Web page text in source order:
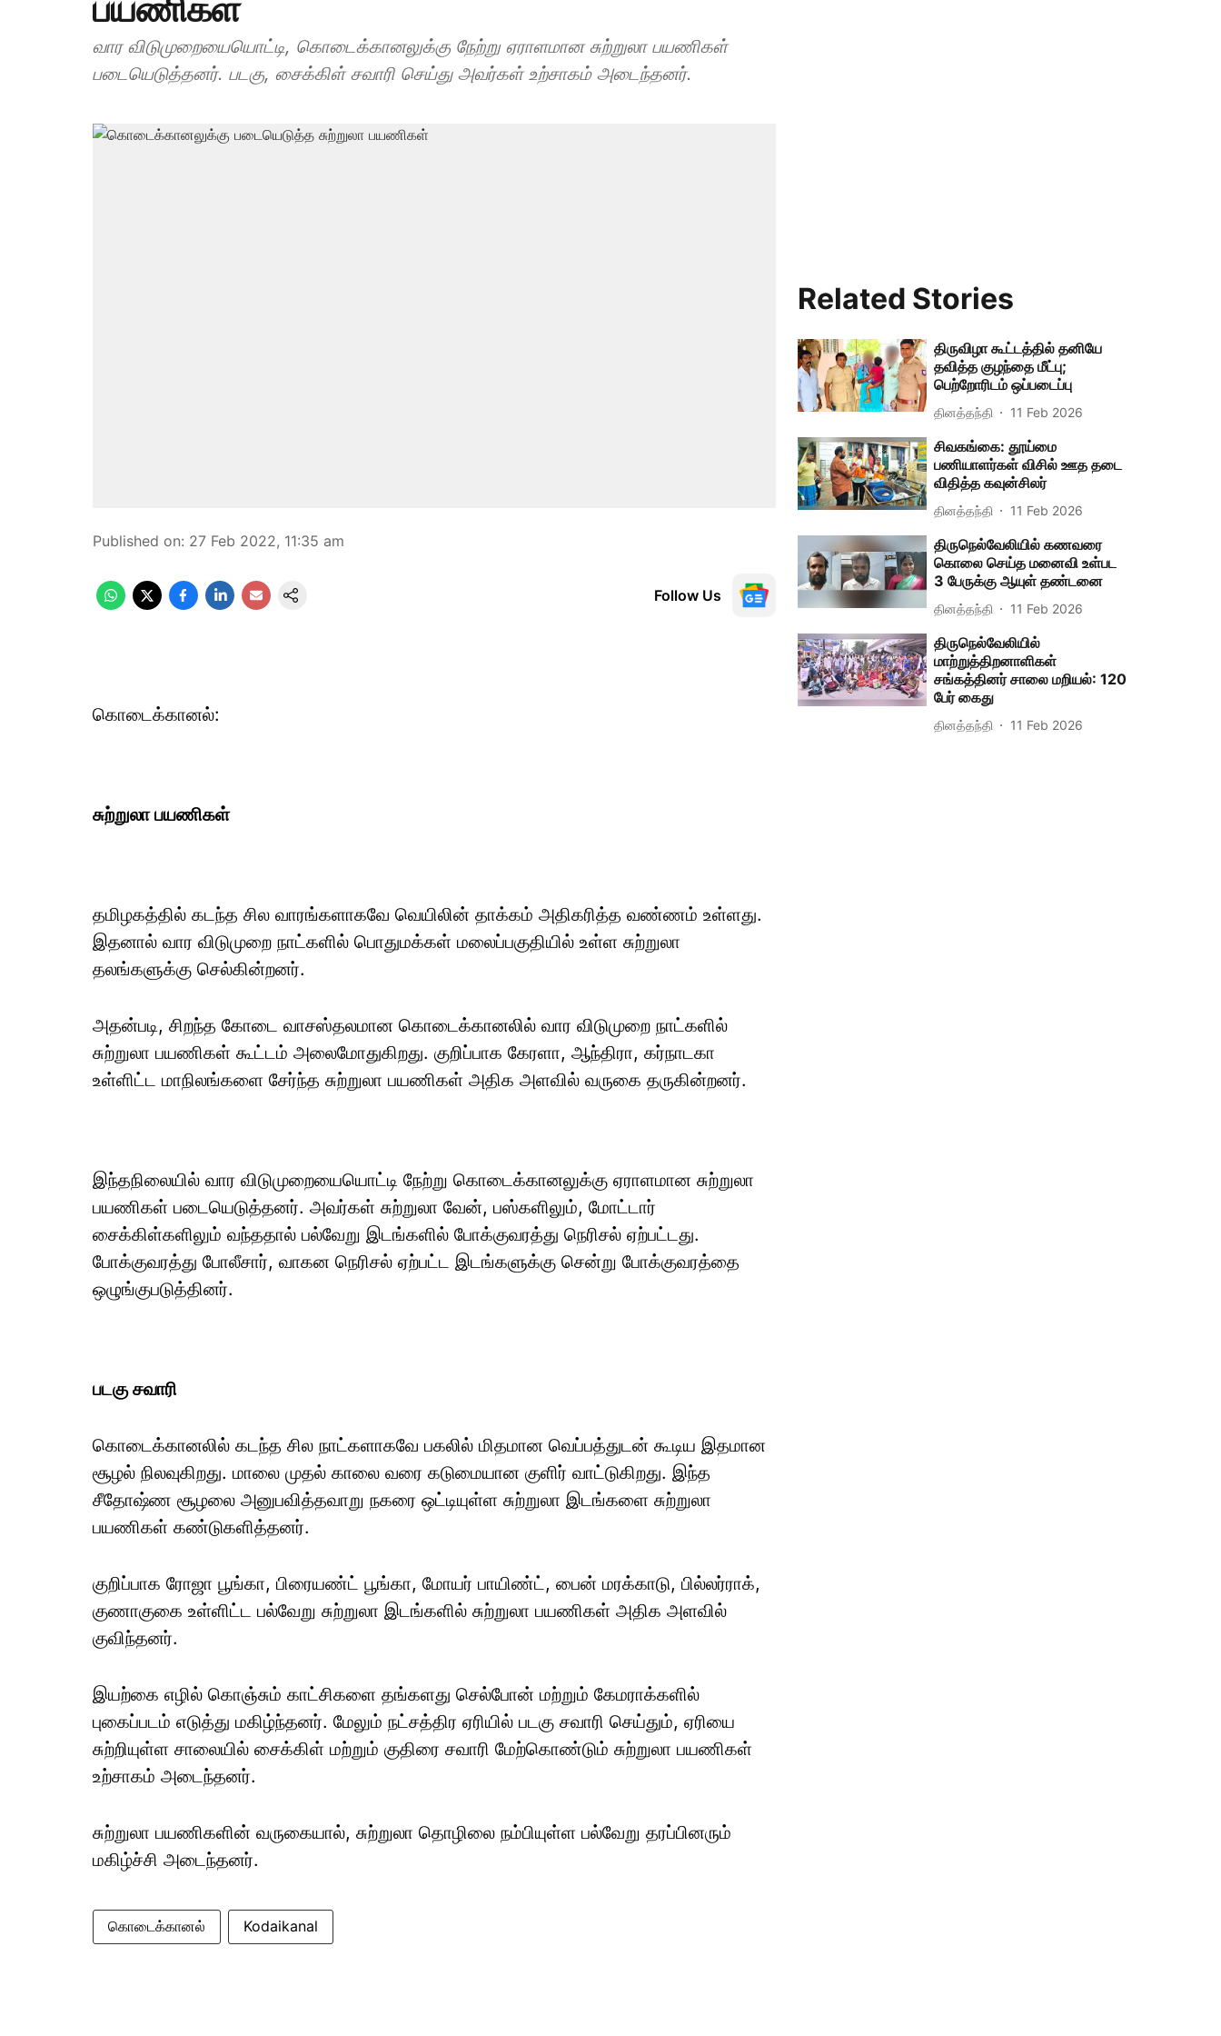
வார விடுமுறையையொட்டி, கொடைக்கானலுக்கு நேற்று ஏராளமான சுற்றுலா பயணிகள்
படையெடுத்தனர். படகு, சைக்கிள் சவாரி செய்து அவர்கள் உற்சாகம் அடைந்தனர்.
Published on: 27 Feb 2022, 11:35 am
Follow Us
கொடைக்கானல்:
சுற்றுலா பயணிகள்
தமிழகத்தில் கடந்த சில வாரங்களாகவே வெயிலின் தாக்கம் அதிகரித்த வண்ணம் உள்ளது.
இதனால் வார விடுமுறை நாட்களில் பொதுமக்கள் மலைப்பகுதியில் உள்ள சுற்றுலா
தலங்களுக்கு செல்கின்றனர்.
அதன்படி, சிறந்த கோடை வாசஸ்தலமான கொடைக்கானலில் வார விடுமுறை நாட்களில்
சுற்றுலா பயணிகள் கூட்டம் அலைமோதுகிறது. குறிப்பாக கேரளா, ஆந்திரா, கர்நாடகா
உள்ளிட்ட மாநிலங்களை சேர்ந்த சுற்றுலா பயணிகள் அதிக அளவில் வருகை தருகின்றனர்.
இந்தநிலையில் வார விடுமுறையையொட்டி நேற்று கொடைக்கானலுக்கு ஏராளமான சுற்றுலா
பயணிகள் படையெடுத்தனர். அவர்கள் சுற்றுலா வேன், பஸ்களிலும், மோட்டார்
சைக்கிள்களிலும் வந்ததால் பல்வேறு இடங்களில் போக்குவரத்து நெரிசல் ஏற்பட்டது.
போக்குவரத்து போலீசார், வாகன நெரிசல் ஏற்பட்ட இடங்களுக்கு சென்று போக்குவரத்தை
ஒழுங்குபடுத்தினர்.
படகு சவாரி
கொடைக்கானலில் கடந்த சில நாட்களாகவே பகலில் மிதமான வெப்பத்துடன் கூடிய இதமான
சூழல் நிலவுகிறது. மாலை முதல் காலை வரை கடுமையான குளிர் வாட்டுகிறது. இந்த
சீதோஷ்ண சூழலை அனுபவித்தவாறு நகரை ஒட்டியுள்ள சுற்றுலா இடங்களை சுற்றுலா
பயணிகள் கண்டுகளித்தனர்.
குறிப்பாக ரோஜா பூங்கா, பிரையண்ட் பூங்கா, மோயர் பாயிண்ட், பைன் மரக்காடு, பில்லர்ராக்,
குணாகுகை உள்ளிட்ட பல்வேறு சுற்றுலா இடங்களில் சுற்றுலா பயணிகள் அதிக அளவில்
குவிந்தனர்.
இயற்கை எழில் கொஞ்சும் காட்சிகளை தங்களது செல்போன் மற்றும் கேமராக்களில்
புகைப்படம் எடுத்து மகிழ்ந்தனர். மேலும் நட்சத்திர ஏரியில் படகு சவாரி செய்தும், ஏரியை
சுற்றியுள்ள சாலையில் சைக்கிள் மற்றும் குதிரை சவாரி மேற்கொண்டும் சுற்றுலா பயணிகள்
உற்சாகம் அடைந்தனர்.
சுற்றுலா பயணிகளின் வருகையால், சுற்றுலா தொழிலை நம்பியுள்ள பல்வேறு தரப்பினரும்
மகிழ்ச்சி அடைந்தனர்.
கொடைக்கானல் Kodaikanal
Related Stories
திருவிழா கூட்டத்தில் தனியே
தவித்த குழந்தை மீட்பு;
பெற்றோரிடம் ஒப்படைப்பு
தினத்தந்தி 11 Feb 2026
சிவகங்கை: தூய்மை
பணியாளர்கள் விசில் ஊத தடை
விதித்த கவுன்சிலர்
தினத்தந்தி 11 Feb 2026
திருநெல்வேலியில் கணவரை
கொலை செய்த மனைவி உள்பட
3 பேருக்கு ஆயுள் தண்டனை
தினத்தந்தி 11 Feb 2026
திருநெல்வேலியில்
மாற்றுத்திறனாளிகள்
சங்கத்தினர் சாலை மறியல்: 120
பேர் கைது
தினத்தந்தி 11 Feb 2026